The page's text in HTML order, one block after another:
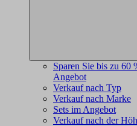
Sparen Sie bis zu 60
Angebot
Verkauf nach Typ
Verkauf nach Marke
Sets im Angebot
Verkauf nach der